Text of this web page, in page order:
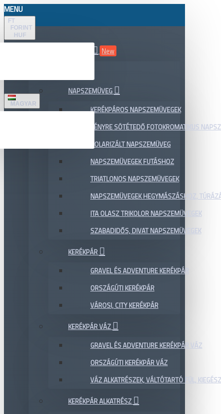
MENU
FT
FORINT
HUF
MAGYAR
New
NAPSZEMÜVEG
KERÉKPÁROS NAPSZEMÜVEGEK
FÉNYRE SÖTÉTEDŐ FOTOKROMATIKUS
POLARIZÁLT NAPSZEMÜVEG
NAPSZEMÜVEGEK FUTÁSHOZ
TRIATLONOS NAPSZEMÜVEGEK
NAPSZEMÜVEGEK HEGYMÁSZÁSHOZ,
ITA OLASZ TRIKOLOR NAPSZEMÜVEGEK
SZABADIDŐS, DIVAT NAPSZEMÜVEGEK
KERÉKPÁR
GRAVEL ÉS ADVENTURE KERÉKPÁR
ORSZÁGÚTI KERÉKPÁR
VÁROSI, CITY KERÉKPÁR
KERÉKPÁR VÁZ
GRAVEL ÉS ADVENTURE KERÉKPÁR VÁZ
ORSZÁGÚTI KERÉKPÁR VÁZ
VÁZ ALKATRÉSZEK, VÁLTÓTARTÓ FÜL,
KERÉKPÁR ALKATRÉSZ